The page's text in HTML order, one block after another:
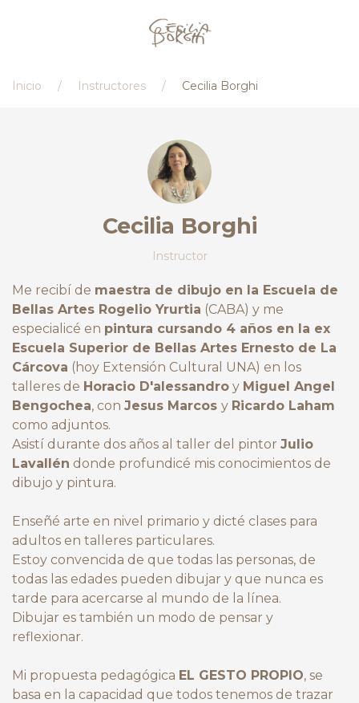
Inicio Instructores Cecilia Borghi
Cecilia Borghi
Instructor
Me recibí de maestra de dibujo en la Escuela de
Bellas Artes Rogelio Yrurtia (CABA) y me
especialicé en pintura cursando 4 años en la ex
Escuela Superior de Bellas Artes Ernesto de La
Cárcova (hoy Extensión Cultural UNA) en los
talleres de Horacio D'alessandro y Miguel Angel
Bengochea, con Jesus Marcos y Ricardo Laham
como adjuntos.
Asistí durante dos años al taller del pintor Julio
Lavallén donde profundicé mis conocimientos de
dibujo y pintura.
Enseñé arte en nivel primario y dicté clases para
adultos en talleres particulares.
Estoy convencida de que todas las personas, de
todas las edades pueden dibujar y que nunca es
tarde para acercarse al mundo de la línea.
Dibujar es también un modo de pensar y
reflexionar.
Mi propuesta pedagógica EL GESTO PROPIO, se
basa en la capacidad que todos tenemos de trazar